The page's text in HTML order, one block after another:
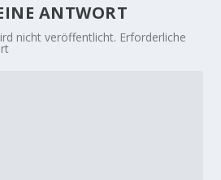
ANTWORT
nicht veröffentlicht. Erforderliche